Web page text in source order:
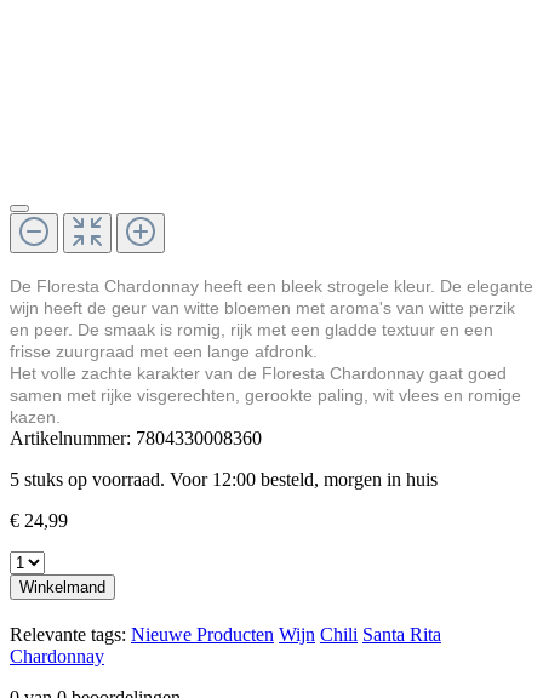
De Floresta Chardonnay heeft een bleek strogele kleur. De elegante
wijn heeft de geur van witte bloemen met aroma's van witte perzik
en peer. De smaak is romig, rijk met een gladde textuur en een
frisse zuurgraad met een lange afdronk.
Het volle zachte karakter van de Floresta Chardonnay gaat goed
samen met rijke visgerechten, gerookte paling, wit vlees en romige
kazen.
Artikelnummer: 7804330008360
5 stuks op voorraad. Voor 12:00 besteld, morgen in huis
€ 24,99
Winkelmand
Relevante tags: Nieuwe Producten Wijn Chili Santa Rita
Chardonnay